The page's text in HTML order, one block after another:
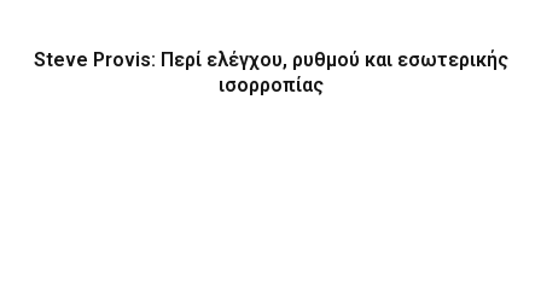
Steve Provis: Περί ελέγχου, ρυθμού και εσωτερικής
ισορροπίας